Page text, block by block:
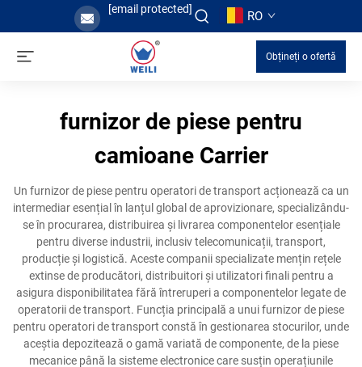
[email protected] RO
Obțineți o ofertă
furnizor de piese pentru
camioane Carrier
Un furnizor de piese pentru operatori de transport acționează ca un
intermediar esențial în lanțul global de aprovizionare, specializându-
se în procurarea, distribuirea și livrarea componentelor esențiale
pentru diverse industrii, inclusiv telecomunicații, transport,
producție și logistică. Aceste companii specializate mențin rețele
extinse de producători, distribuitori și utilizatori finali pentru a
asigura disponibilitatea fără întreruperi a componentelor legate de
operatorii de transport. Funcția principală a unui furnizor de piese
pentru operatori de transport constă în gestionarea stocurilor, unde
aceștia depozitează o gamă variată de componente, de la piese
mecanice până la sisteme electronice care susțin operațiunile